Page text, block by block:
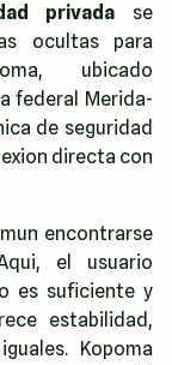
privada se
ocultas para
ubicado
federal Merida-
de seguridad
directa con
encontrarse
el usuario
es suficiente y
estabilidad,
Kopoma